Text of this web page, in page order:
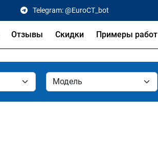
Telegram: @EuroCT_bot
Отзывы Скидки Примеры работ